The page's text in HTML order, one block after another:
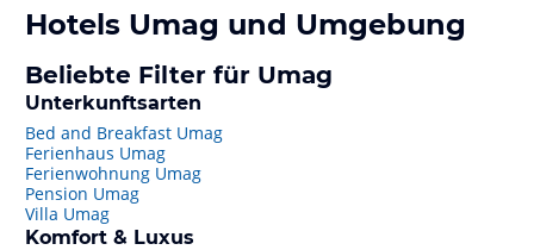
Hotels Umag und Umgebung
Beliebte Filter für Umag
Unterkunftsarten
Bed and Breakfast Umag
Ferienhaus Umag
Ferienwohnung Umag
Pension Umag
Villa Umag
Komfort & Luxus